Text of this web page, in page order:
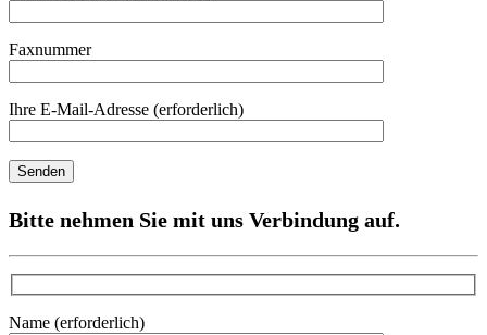
Faxnummer
Ihre E-Mail-Adresse (erforderlich)
Bitte nehmen Sie mit uns Verbindung auf.
Name (erforderlich)